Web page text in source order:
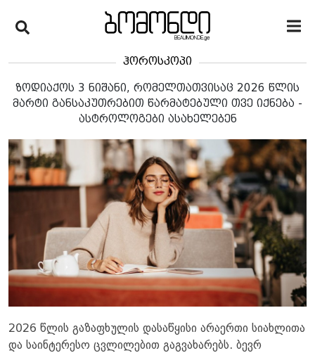
ჰოროსკოპი
ზოდიაქოს 3 ნიშანი, რომელთათვისაც 2026 წლის
მარტი განსაკუთრებით წარმატებული თვე იქნება -
ასტროლოგები ასახელებენ
2026 წლის გაზაფხულის დასაწყისი არაერთი სიახლითა
და საინტერესო ცვლილებით გაგვახარებს. ბევრ